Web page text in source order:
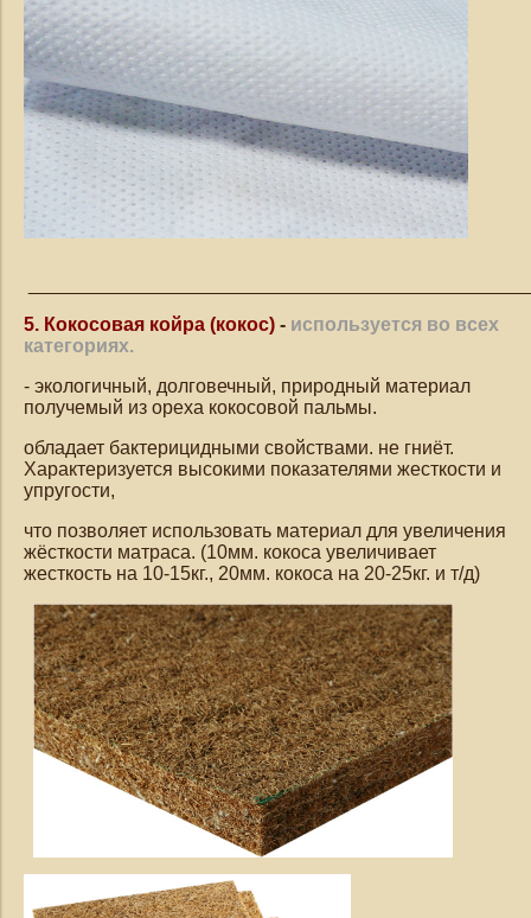
5. Кокосовая койра (кокос) - используется во всех
категориях.
- экологичный, долговечный, природный материал
получемый из ореха кокосовой пальмы.
обладает бактерицидными свойствами. не гниёт.
Характеризуется высокими показателями жесткости и
упругости,
что позволяет использовать материал для увеличения
жёсткости матраса. (10мм. кокоса увеличивает
жесткость на 10-15кг., 20мм. кокоса на 20-25кг. и т/д)